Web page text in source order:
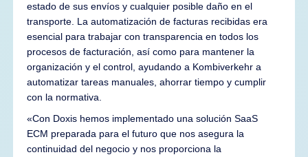
estado de sus envíos y cualquier posible daño en el
transporte. La automatización de facturas recibidas era
esencial para trabajar con transparencia en todos los
procesos de facturación, así como para mantener la
organización y el control, ayudando a Kombiverkehr a
automatizar tareas manuales, ahorrar tiempo y cumplir
con la normativa.
«Con Doxis hemos implementado una solución SaaS
ECM preparada para el futuro que nos asegura la
continuidad del negocio y nos proporciona la